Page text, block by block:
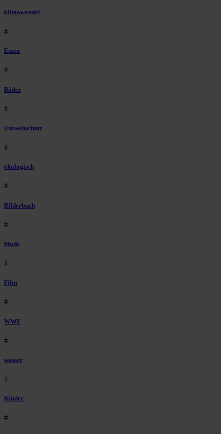
klimawandel
#
Essen
#
Räder
#
Umweltschutz
#
ökologisch
#
Bilderbuch
#
Mode
#
Film
#
WWF
#
wasser
#
Kinder
#